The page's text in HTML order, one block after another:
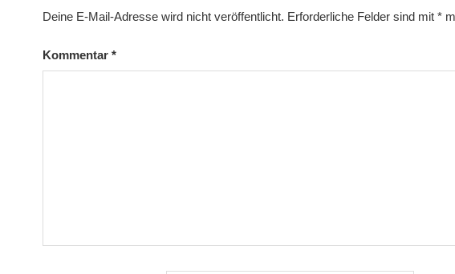
Deine E-Mail-Adresse wird nicht veröffentlicht. Erforderliche Felder sind mit*
Kommentar*